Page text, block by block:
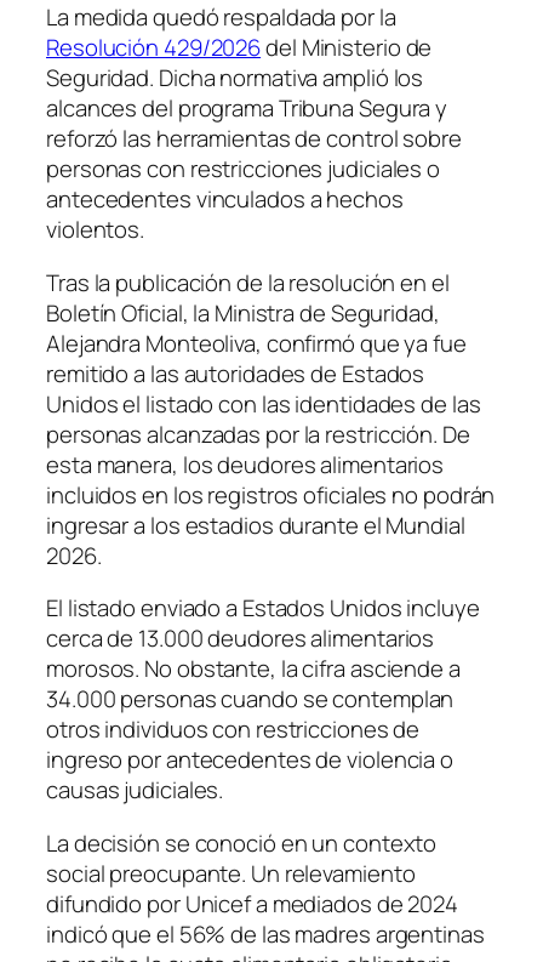
La medida quedó respaldada por la
Resolución 429/2026del Ministerio de
Seguridad. Dicha normativa amplió los
alcances del programa Tribuna Segura y
reforzó las herramientas de control sobre
personas con restricciones judiciales o
antecedentes vinculados a hechos
violentos.
Tras la publicación de la resolución en el
Boletín Oficial, la Ministra de Seguridad,
Alejandra Monteoliva, confirmó que ya fue
remitido a las autoridades de Estados
Unidos el listado con las identidades de las
personas alcanzadas por la restricción. De
esta manera, los deudores alimentarios
incluidos en los registros oficiales no podrán
ingresar a los estadios durante el Mundial
2026.
El listado enviado a Estados Unidos incluye
cerca de 13.000 deudores alimentarios
morosos. No obstante, la cifra asciende a
34.000 personas cuando se contemplan
otros individuos con restricciones de
ingreso por antecedentes de violencia o
causas judiciales.
La decisión se conoció en un contexto
social preocupante. Un relevamiento
difundido por Unicef a mediados de 2024
indicó que el 56% de las madres argentinas